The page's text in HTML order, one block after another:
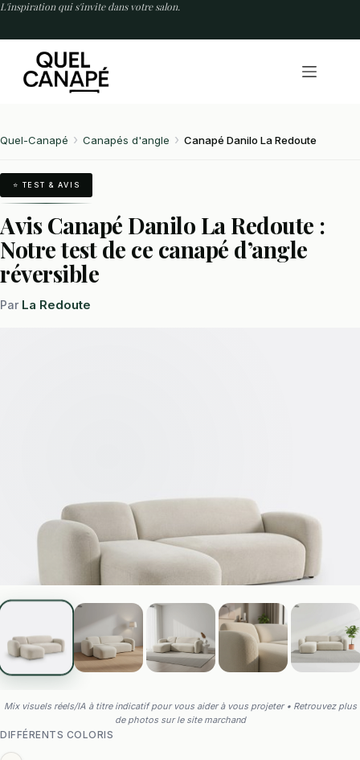
Passer
L'inspiration qui s'invite dans votre salon.
Quel-Canapé Canapés d'angle Canapé Danilo La Redoute
⭐ TEST & AVIS
Avis Canapé Danilo La Redoute :
Notre test de ce canapé d’angle
réversible
Par La Redoute
Mix visuels réels/IA à titre indicatif pour vous aider à vous projeter • Retrouvez plus
de photos sur le site marchand
DIFFÉRENTS COLORIS